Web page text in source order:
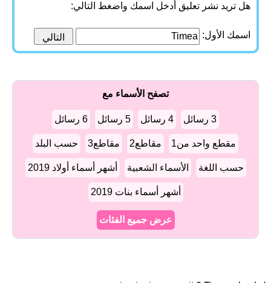
هل تريد نشر تعليق أدخل اسمك واضغط التالي:
اسمك الأول:
تصفح الأسماء مع
3 رسائل 4 رسائل 5 رسائل 6 رسائل
مقطع واحد من1 مقاطع2 مقاطع3 حسب البلد
حسب اللغة الأسماء الشعبية أشهر أسماء أولاد 2019
أشهر أسماء بنات 2019
عرض جميع الفئات